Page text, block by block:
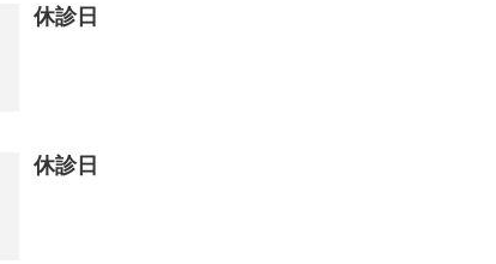
休診日
休診日